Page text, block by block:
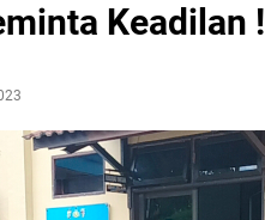
Keadilan !